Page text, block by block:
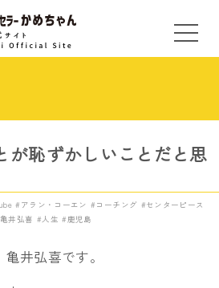
が恥ずかしいことだと思
アラン・コーエン コーチング
センターピース
亀井弘喜 人生 鹿児島
井弘喜です。